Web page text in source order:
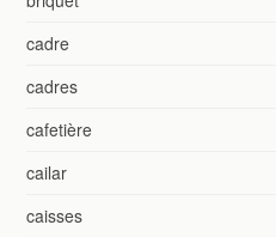
cadre
cadres
cafetière
cailar
caisses